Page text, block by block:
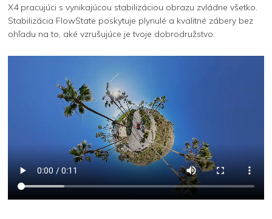
X4 pracujúci s vynikajúcou stabilizáciou obrazu zvládne všetko.
Stabilizácia FlowState poskytuje plynulé a kvalitné zábery bez
ohľadu na to, aké vzrušujúce je tvoje dobrodružstvo.